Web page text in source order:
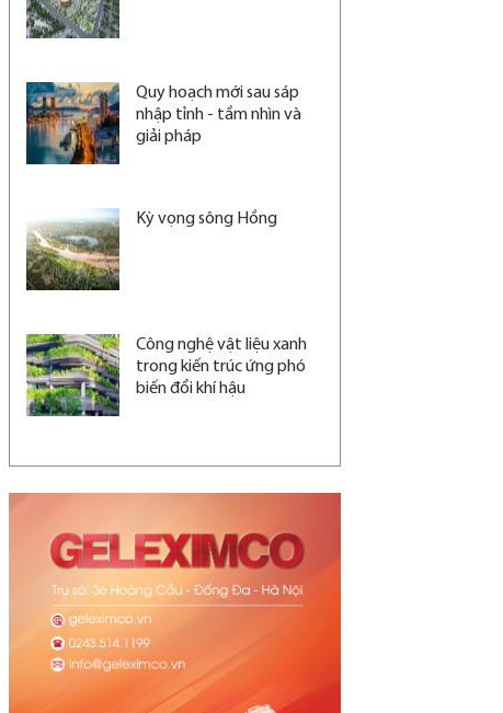
Quy hoạch mới sau sáp
nhập tỉnh - tầm nhìn và
giải pháp
Kỳ vọng sông Hồng
Công nghệ vật liệu xanh
trong kiến trúc ứng phó
biến đổi khí hậu